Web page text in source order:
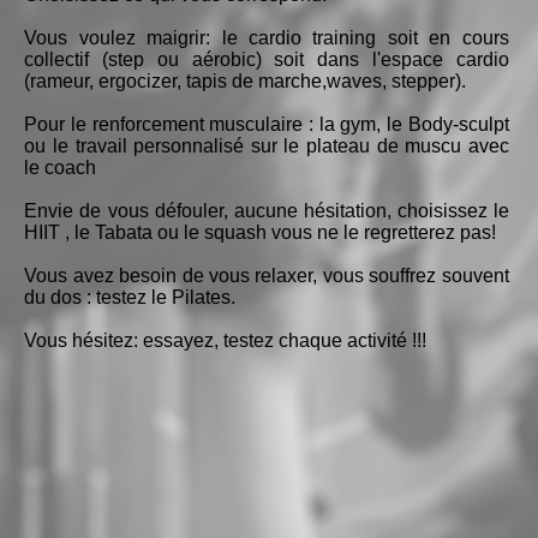
Vous voulez maigrir: le cardio training soit en cours
collectif (step ou aérobic) soit dans l'espace cardio
(rameur, ergocizer, tapis de marche,waves, stepper).
Pour le renforcement musculaire : la gym, le Body-sculpt
ou le travail personnalisé sur le plateau de muscu avec
le coach
Envie de vous défouler, aucune hésitation, choisissez le
HIIT , le Tabata ou le squash vous ne le regretterez pas!
Vous avez besoin de vous relaxer, vous souffrez souvent
du dos : testez le Pilates.
Vous hésitez: essayez, testez chaque activité !!!